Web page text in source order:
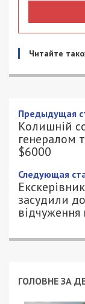
Читайте
Предыдущая
Колишній
генералом
$6000
Следующая
засудили
ГОЛОВНЕ ЗА